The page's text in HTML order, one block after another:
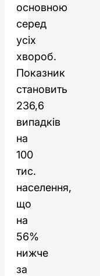
основною
серед
усіх
хвороб.
Показник
становить
236,6
випадків
на
100
тис.
населення,
що
на
56%
нижче
за